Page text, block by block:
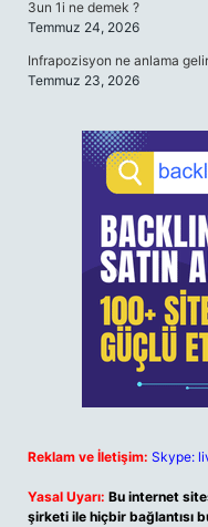
3un 1i ne demek ?
Temmuz 24, 2026
Infrapozisyon ne anlama
Temmuz 23, 2026
Reklam ve İletişim: Skype:
Yasal Uyarı: Bu internet
şirketi ile hiçbir bağlantısı